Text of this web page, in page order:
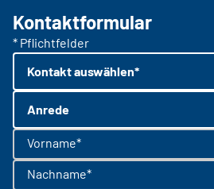
Kontaktformular
* Pflichtfelder
Kontakt auswählen*
Anrede
Vorname*
Nachname*